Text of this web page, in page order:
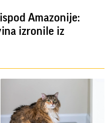
Amazonije:
izronile iz